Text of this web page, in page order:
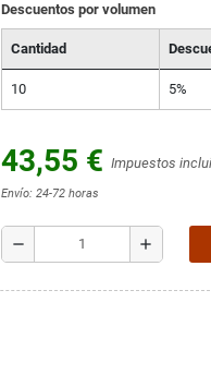
Descuentos por volumen
Cantidad
10 5%
43,55 € Impuestos
Envío: 24-72 horas
remove add